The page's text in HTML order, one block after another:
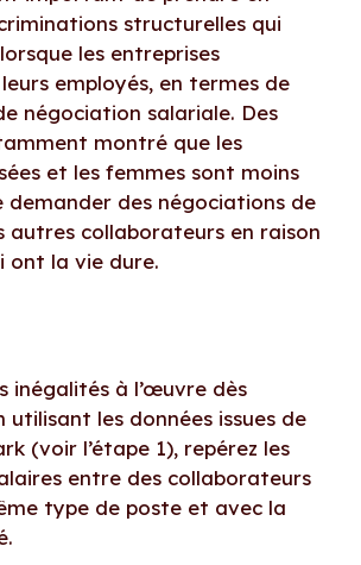
structurelles qui
les entreprises
employés, en termes de
négociation salariale. Des
montré que les
et les femmes sont moins
demander des négociations de
autres collaborateurs en raison
ont la vie dure.
inégalités à l’œuvre dès
utilisant les données issues de
(voir l’étape 1), repérez les
entre des collaborateurs
type de poste et avec la